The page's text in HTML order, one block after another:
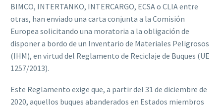
BIMCO, INTERTANKO, INTERCARGO, ECSA o CLIA entre
otras, han enviado una carta conjunta a la Comisión
Europea solicitando una moratoria a la obligación de
disponer a bordo de un Inventario de Materiales Peligrosos
(IHM), en virtud del Reglamento de Reciclaje de Buques (UE
1257/2013).
Este Reglamento exige que, a partir del 31 de diciembre de
2020, aquellos buques abanderados en Estados miembros